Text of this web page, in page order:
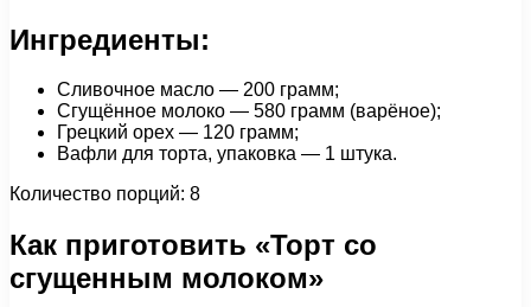
Ингредиенты:
Сливочное масло — 200 грамм;
Сгущённое молоко — 580 грамм (варёное);
Грецкий орех — 120 грамм;
Вафли для торта, упаковка — 1 штука.
Количество порций: 8
Как приготовить «Торт со
сгущенным молоком»